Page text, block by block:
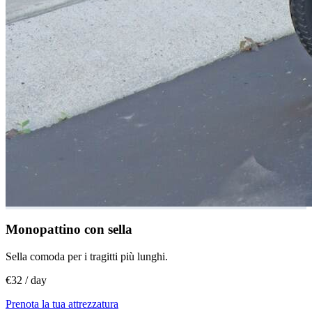
Monopattino con sella
Sella comoda per i tragitti più lunghi.
€32 / day
Prenota la tua attrezzatura